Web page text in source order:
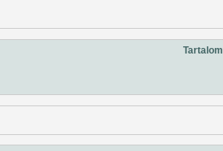
Tartalom